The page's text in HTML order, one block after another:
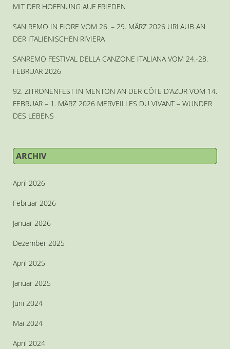
MIT DER HOFFNUNG AUF FRIEDEN
SAN REMO IN FIORE VOM 26. – 29. MÄRZ 2026 URLAUB AN
DER ITALIENISCHEN RIVIERA
SANREMO FESTIVAL DELLA CANZONE ITALIANA VOM 24.-28.
FEBRUAR 2026
92. ZITRONENFEST IN MENTON AN DER CÔTE D’AZUR VOM 14.
FEBRUAR – 1. MÄRZ 2026 MERVEILLES DU VIVANT – WUNDER
DES LEBENS
ARCHIV
April 2026
Februar 2026
Januar 2026
Dezember 2025
April 2025
Januar 2025
Juni 2024
Mai 2024
April 2024